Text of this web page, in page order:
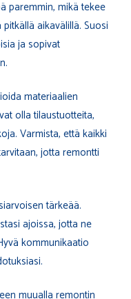
paremmin, mikä tekee
aikavälillä. Suosi
ja sopivat
materiaalien
olla tilaustuotteita,
Varmista, että kaikki
jotta remontti
tärkeää.
ajoissa, jotta ne
kommunikaatio
muualla remontin